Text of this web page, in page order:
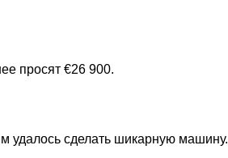
просят €26 900.
удалось сделать шикарную машину.